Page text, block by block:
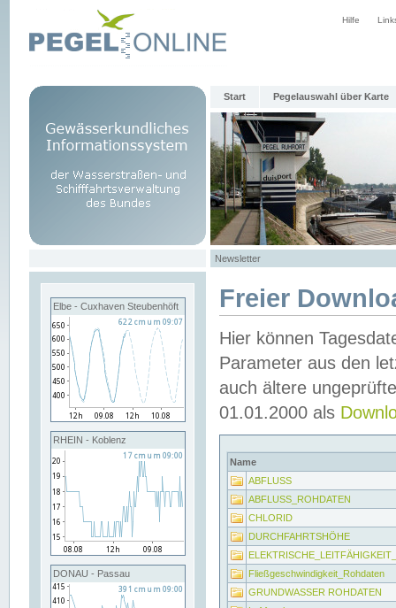
Hilfe
Start Pegelauswahl über Karte
Newsletter
Elbe - Cuxhaven Steubenhöft
RHEIN - Koblenz
DONAU - Passau
Freier
Hier können
Parameter aus den
auch ältere
01.01.2000 als
Name
ABFLUSS
ABFLUSS_ROHDATEN
CHLORID
DURCHFAHRTSHÖHE
Fließgeschwindigkeit_Rohdaten
GRUNDWASSER ROHDATEN